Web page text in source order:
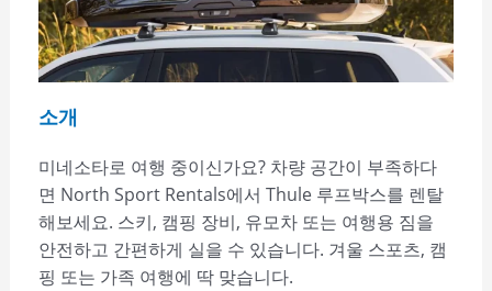
소개
미네소타로 여행 중이신가요? 차량 공간이 부족하다
면 North Sport Rentals에서 Thule 루프박스를 렌탈
해보세요. 스키, 캠핑 장비, 유모차 또는 여행용 짐을
안전하고 간편하게 실을 수 있습니다. 겨울 스포츠, 캠
핑 또는 가족 여행에 딱 맞습니다.